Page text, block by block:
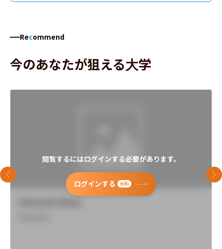
Recommend
今のあなたが狙える大学
閲覧するにはログインする必要があります。
ログインする 無料
前のスライド 次